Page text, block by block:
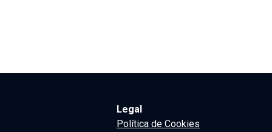
Legal
Política de Cookies